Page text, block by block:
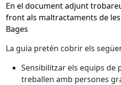
En el document adjunt
front als maltractaments de
Bages
La guia pretén cobrir els
Sensibilitzar els equips de
treballen amb persones